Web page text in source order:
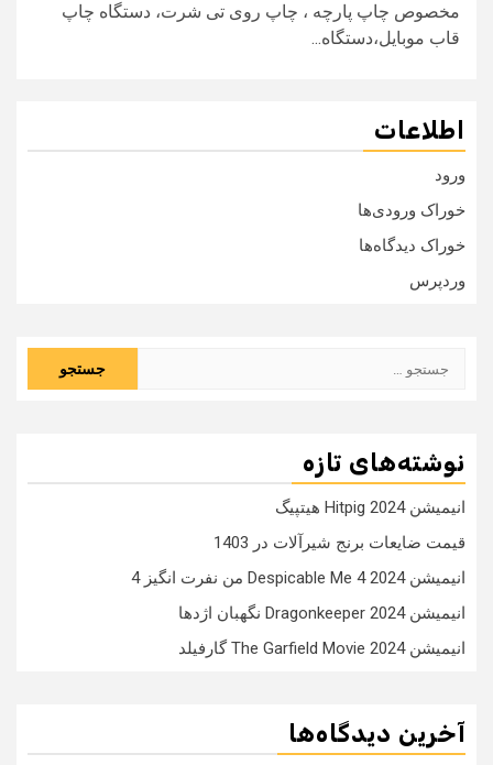
مخصوص چاپ پارچه ، چاپ روی تی شرت، دستگاه چاپ
قاب موبایل،دستگاه...
اطلاعات
ورود
خوراک ورودی‌ها
خوراک دیدگاه‌ها
وردپرس
نوشته‌های تازه
انیمیشن Hitpig 2024 هیتپیگ
قیمت ضایعات برنج شیرآلات در 1403
انیمیشن Despicable Me 4 2024 من نفرت انگیز 4
انیمیشن Dragonkeeper 2024 نگهبان اژدها
انیمیشن The Garfield Movie 2024 گارفیلد
آخرین دیدگاه‌ها